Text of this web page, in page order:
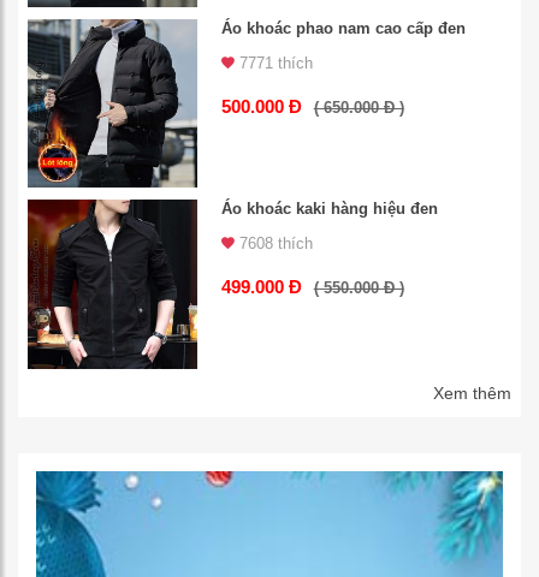
Áo khoác phao nam cao cấp đen
7771 thích
500.000 Đ ( 650.000 Đ )
Áo khoác kaki hàng hiệu đen
7608 thích
499.000 Đ ( 550.000 Đ )
Xem thêm